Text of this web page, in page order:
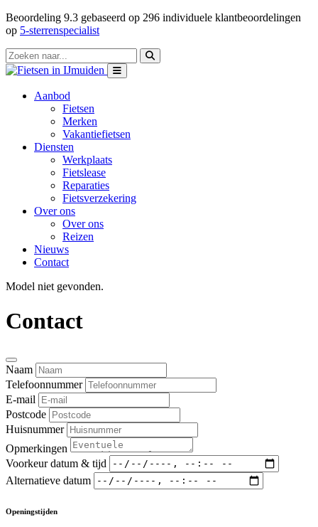
Beoordeling 9.3 gebaseerd op 296 individuele klantbeoordelingen
op 5-sterrenspecialist
Aanbod
Fietsen
Merken
Vakantiefietsen
Diensten
Werkplaats
Fietslease
Reparaties
Fietsverzekering
Over ons
Over ons
Reizen
Nieuws
Contact
Model niet gevonden.
Contact
Naam
Telefoonnummer
E-mail
Postcode
Huisnummer
Opmerkingen
Voorkeur datum & tijd
Alternatieve datum
Openingstijden